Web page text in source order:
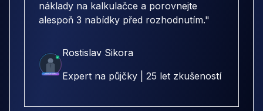
náklady na kalkulačce a porovnejte
alespoň 3 nabídky před rozhodnutím."
Rostislav Sikora
Expert na půjčky | 25 let zkušeností